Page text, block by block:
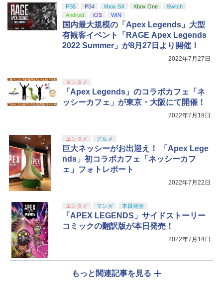
￥9,000
ニンテンドープリペイド番号 5000円|オ
ンラインコード版
￥10,737
【純正品】DualSense ワイヤレスコン
5
【国内正規品】Thrustmaster スラスト
マスター TH8S シフター - PC、PS4、P
S5、PS5 Pro、Xbox One、Xbox Serie
s X|S 対応の高精度 H パターン シフター
4
劇場版「鬼滅の刃」無限城編 第一章 猗
窩座再来 完全生産限定版 [Blu-ray]
￥8,698
5
『映画 ラブライブ！蓮ノ空女学院スクー
ルアイドルクラブ Bloom Garden Part
y』Blu-ray（特装限定版）
PS5 PS4 Xbox SX Xbox One
Switch
Android
iOS WIN
国内最大規模の「Apex Legends」大型
有観客イベント「RAGE Apex Legends
2022 Summer」が8月27日より開催！
2022年7月27日
エンタメ
「Apex Legends」のコラボカフェ「ネ
ッシーカフェ」が東京・大阪にて開催！
2022年7月19日
エンタメ グルメ
巨大ネッシーがお出迎え！ 「Apex Lege
nds」初コラボカフェ「ネッシーカフ
ェ」フォトレポート
2022年7月22日
エンタメ マンガ 本日発売
「APEX LEGENDS」サイドストーリー
コミックの翻訳版が本日発売！
2022年7月14日
もっと関連記事を見る